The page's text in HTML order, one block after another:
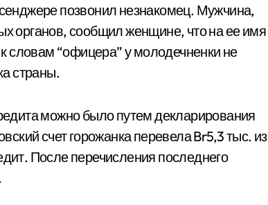
позвонил незнакомец. Мужчина,
органов, сообщил женщине, что на ее имя
словам “офицера” у молодечненки не
страны.
можно было путем декларирования
счет горожанка перевела Br5,3 тыс. из
После перечисления последнего